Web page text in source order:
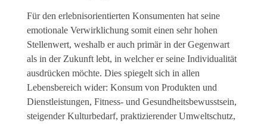
Für den erlebnisorientierten Konsumenten hat seine
emotionale Verwirklichung somit einen sehr hohen
Stellenwert, weshalb er auch primär in der Gegenwart
als in der Zukunft lebt, in welcher er seine Individualität
ausdrücken möchte. Dies spiegelt sich in allen
Lebensbereich wider: Konsum von Produkten und
Dienstleistungen, Fitness- und Gesundheitsbewusstsein,
steigender Kulturbedarf, praktizierender Umweltschutz,